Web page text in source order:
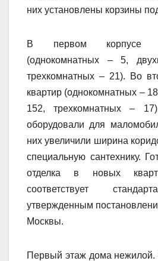
них установлены корзины
В первом корпусе
(однокомнатных – 5,
трехкомнатных – 21). Во
квартир (однокомнатных –
152, трехкомнатных –
оборудовали для
них увеличили ширина
специальную сантехнику.
отделка в новых
соответствует
утвержденным
Москвы.
Первый этаж дома